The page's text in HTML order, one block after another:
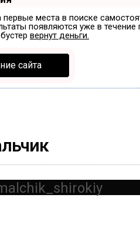
места в поиске
появляются уже в
вернут деньги.
сайта